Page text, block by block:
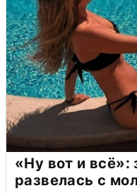
«Ну вот и
развелась с